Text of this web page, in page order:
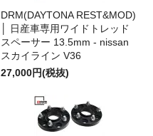
DRM(DAYTONA REST&MOD)
│ 日産車専用ワイドトレッド
スペーサー 13.5mm - nissan
スカイライン V36
27,000円(税抜)